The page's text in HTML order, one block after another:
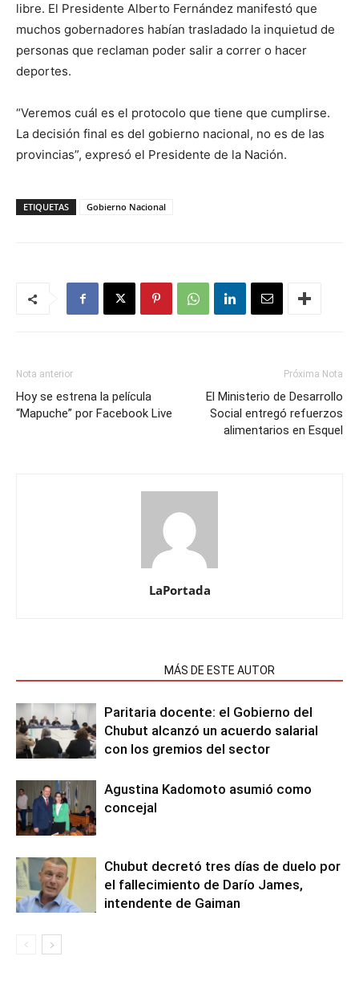
libre. El Presidente Alberto Fernández manifestó que
muchos gobernadores habían trasladado la inquietud de
personas que reclaman poder salir a correr o hacer
deportes.
“Veremos cuál es el protocolo que tiene que cumplirse.
La decisión final es del gobierno nacional, no es de las
provincias”, expresó el Presidente de la Nación.
ETIQUETAS Gobierno Nacional
Nota anterior
Hoy se estrena la película
“Mapuche” por Facebook Live
Próxima Nota
El Ministerio de Desarrollo
Social entregó refuerzos
alimentarios en Esquel
LaPortada
MÁS DE ESTE AUTOR
Paritaria docente: el Gobierno del
Chubut alcanzó un acuerdo salarial
con los gremios del sector
Agustina Kadomoto asumió como
concejal
Chubut decretó tres días de duelo por
el fallecimiento de Darío James,
intendente de Gaiman